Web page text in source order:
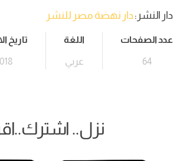
دار النشر:دار نهضة مصر للنشر
عدد الصفحات
64
اللغة
عربي
تاريخ
نزل..